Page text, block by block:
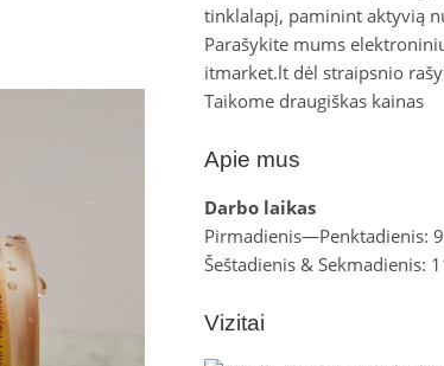
tinklalapį, paminint aktyvią
Parašykite mums
itmarket.lt dėl straipsnio
Taikome draugiškas kainas
Apie mus
Darbo laikas
Pirmadienis—Penktadienis:
Šeštadienis & Sekmadienis:
Vizitai